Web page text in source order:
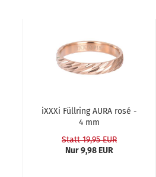
iXXXi Füll­ring AURA rosé -
4 mm
Statt 19,95 EUR
Nur 9,98 EUR